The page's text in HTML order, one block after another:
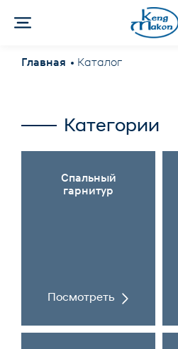
Главная Каталог
Категории
Спальный
гарнитур
Посмотреть